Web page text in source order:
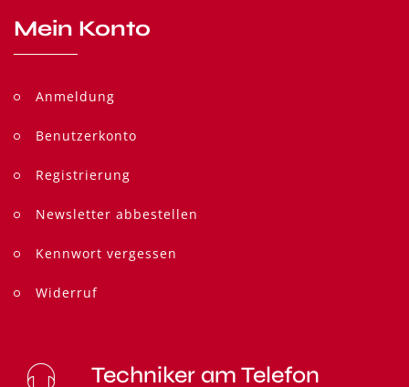
Mein Konto
Anmeldung
Benutzerkonto
Registrierung
Newsletter abbestellen
Kennwort vergessen
Widerruf
Techniker am Telefon